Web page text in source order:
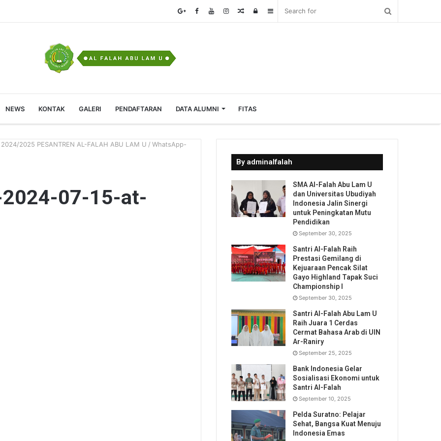
Sidebar
Log
Random
NEWS KONTAK GALERI PENDAFTARAN DATA ALUMNI FITAS
2025 PESANTREN AL-FALAH ABU LAM U / WhatsApp-
07-15-at-
By adminalfalah
SMA Al-Falah Abu Lam U
dan Universitas Ubudiyah
Indonesia Jalin Sinergi
untuk Peningkatan Mutu
Pendidikan
September 30, 2025
Santri Al-Falah Raih
Prestasi Gemilang di
Kejuaraan Pencak Silat
Gayo Highland Tapak Suci
Championship I
September 30, 2025
Santri Al-Falah Abu Lam U
Raih Juara 1 Cerdas
Cermat Bahasa Arab di UIN
Ar-Raniry
September 25, 2025
Bank Indonesia Gelar
Sosialisasi Ekonomi untuk
Santri Al-Falah
September 10, 2025
Pelda Suratno: Pelajar
Sehat, Bangsa Kuat Menuju
Indonesia Emas